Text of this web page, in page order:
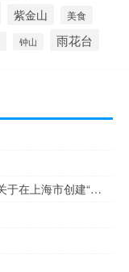
紫金山 美食
钟山 雨花台
预告：上海市政府举行新闻发布会介绍《关于在上海市创建“丝路电商”合作先行区的方案》有关情况